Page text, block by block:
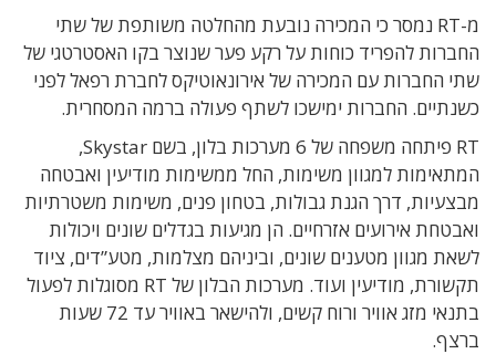
מ-RT נמסר כי המכירה נובעת מהחלטה משותפת של שתי
החברות להפריד כוחות על רקע פער שנוצר בקו האסטרטגי של
שתי החברות עם המכירה של אירונאוטיקס לחברת רפאל לפני
כשנתיים. החברות ימישכו לשתף פעולה ברמה המסחרית.
RT פיתחה משפחה של 6 מערכות בלון, בשם Skystar
,
המתאימות למגוון משימות, החל ממשימות מודיעין ואבטחה
מבצעיות, דרך הגנת גבולות, בטחון פנים, משימות משטרתיות
ואבטחת אירועים אזרחיים. הן מגיעות בגדלים שונים ויכולות
לשאת מגוון מטענים שונים, וביניהם מצלמות, מטע”דים, ציוד
תקשורת, מודיעין ועוד. מערכות הבלון של RT מסוגלות לפעול
בתנאי מזג אוויר ורוח קשים, ולהישאר באוויר עד 72 שעות
ברצף.